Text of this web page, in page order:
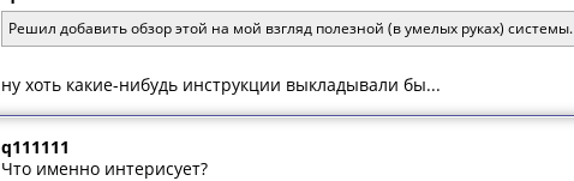
Решил добавить обзор этой на мой взгляд полезной (в умелых руках) системы.
ну хоть какие-нибудь инструкции выкладывали бы...
q111111
Что именно интерисует?